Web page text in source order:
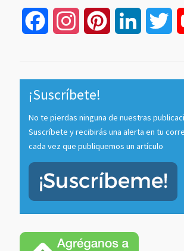
Facebook InstagramPinterest LinkedIn
¡Suscríbete!
No te pierdas ninguna de nuestras
Suscríbete y recibirás una alerta en tu
cada vez que publiquemos un artículo